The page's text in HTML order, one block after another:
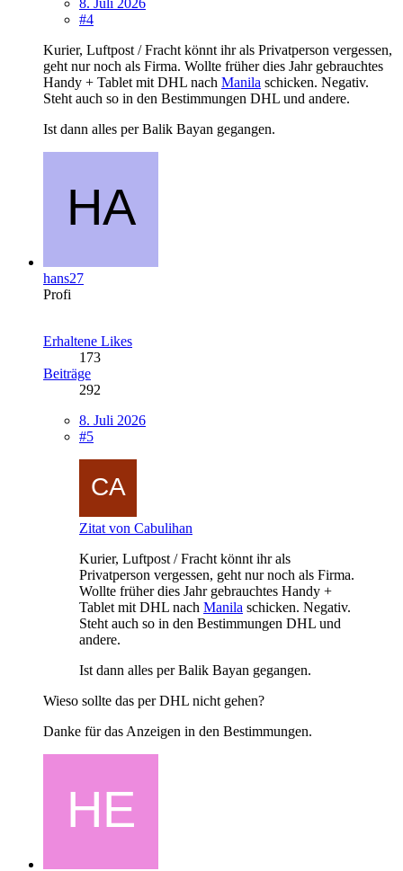
#4
Kurier, Luftpost / Fracht könnt ihr als Privatperson vergessen,
geht nur noch als Firma. Wollte früher dies Jahr gebrauchtes
Handy + Tablet mit DHL nach Manila schicken. Negativ.
Steht auch so in den Bestimmungen DHL und andere.
Ist dann alles per Balik Bayan gegangen.
hans27
Profi
Erhaltene Likes
173
Beiträge
292
8. Juli 2026
#5
Zitat von Cabulihan
Kurier, Luftpost / Fracht könnt ihr als
Privatperson vergessen, geht nur noch als Firma.
Wollte früher dies Jahr gebrauchtes Handy +
Tablet mit DHL nach Manila schicken. Negativ.
Steht auch so in den Bestimmungen DHL und
andere.
Ist dann alles per Balik Bayan gegangen.
Wieso sollte das per DHL nicht gehen?
Danke für das Anzeigen in den Bestimmungen.